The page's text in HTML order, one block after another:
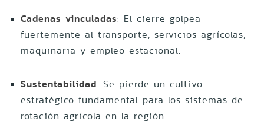
Cadenas vinculadas: El cierre golpea
fuertemente al transporte, servicios agrícolas,
maquinaria y empleo estacional.
Sustentabilidad: Se pierde un cultivo
estratégico fundamental para los sistemas de
rotación agrícola en la región.